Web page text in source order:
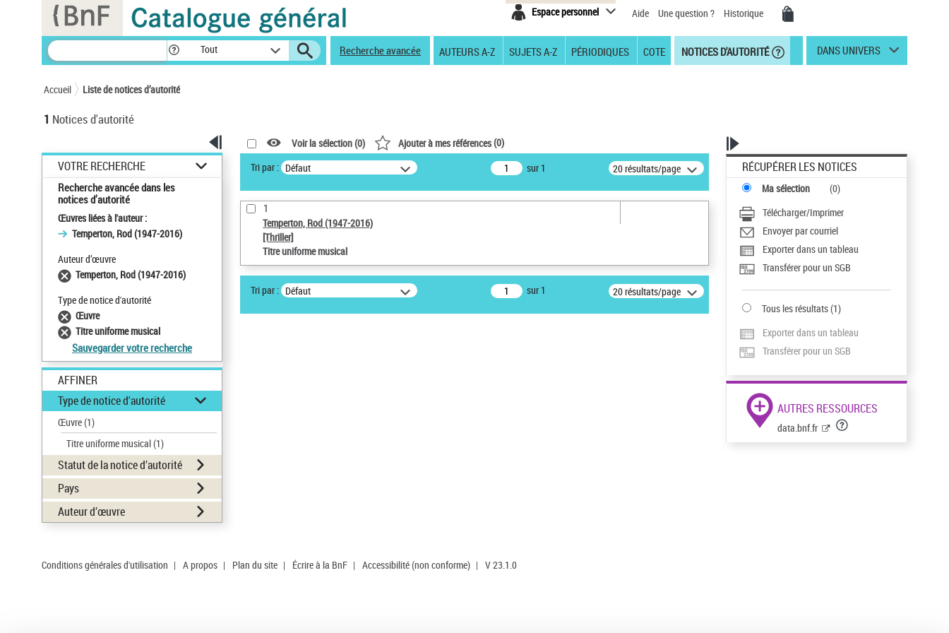
Espace personnel Aide Une question ? Historique
Tout Recherche avancée AUTEURS A-Z SUJETS A-Z PÉRIODIQUES COTE NOTICES D'AUTORITÉ DANS UNIVERS
Accueil Liste de notices d’autorité
1 Notices d'autorité
VOTRE RECHERCHE
Recherche avancée dans les
notices d’autorité
Œuvres liées à l'auteur :
Temperton, Rod (1947-2016)
Auteur d’œuvre
Temperton, Rod (1947-2016)
Type de notice d'autorité
Œuvre
Titre uniforme musical
Sauvegarder votre recherche
AFFINER
Type de notice d'autorité
Œuvre(1)
Titre uniforme musical(1)
Statut de la notice d’autorité
Pays
Auteur d’œuvre
Voir la sélection (0) Ajouter à mes références(0)
Tri par : Défaut sur 1 20 résultats/page
1
Temperton, Rod (1947-2016)
[Thriller]
Titre uniforme musical
Tri par : Défaut sur 1 20 résultats/page
RÉCUPÉRER LES NOTICES
Ma sélection (0)
Télécharger/Imprimer
Envoyer par courriel
Exporter dans un tableau
Transférer pour un SGB
Tous les résultats(1)
Exporter dans un tableau
Transférer pour un SGB
AUTRES RESSOURCES
data.bnf.fr
Conditions générales d'utilisation | A propos | Plan du site | Écrire à la BnF | Accessibilité (non conforme) | V 23.1.0
Panneau de gestion des cookies